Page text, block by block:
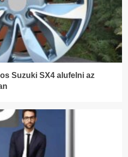
Suzuki SX4 alufelni az